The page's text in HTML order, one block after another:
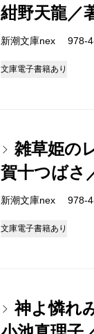
紺野天龍／
新潮文庫nex 978-
文庫電子書籍あり
雑草姫の
賀十つばさ
新潮文庫nex 978-
文庫電子書籍あり
神よ憐れ